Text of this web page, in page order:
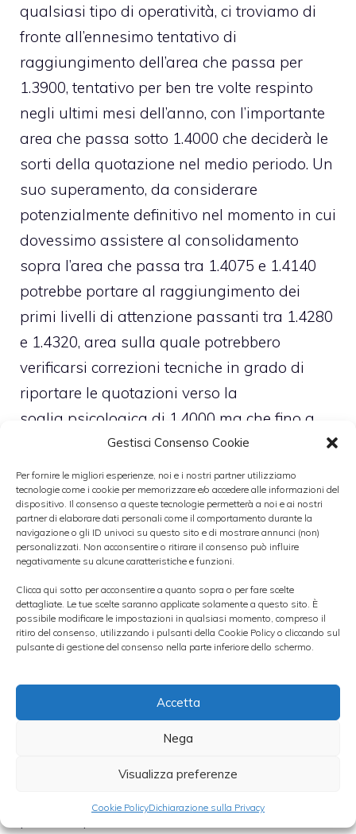
Gestisci Consenso Cookie
Per fornire le migliori esperienze, noi e i nostri partner utilizziamo
tecnologie come i cookie per memorizzare e/o accedere alle informazioni del
dispositivo. Il consenso a queste tecnologie permetterà a noi e ai nostri
partner di elaborare dati personali come il comportamento durante la
navigazione o gli ID univoci su questo sito e di mostrare annunci (non)
personalizzati. Non acconsentire o ritirare il consenso può influire
negativamente su alcune caratteristiche e funzioni.
Clicca qui sotto per acconsentire a quanto sopra o per fare scelte
dettagliate. Le tue scelte saranno applicate solamente a questo sito. È
possibile modificare le impostazioni in qualsiasi momento, compreso il
ritiro del consenso, utilizzando i pulsanti della Cookie Policy o cliccando sul
pulsante di gestione del consenso nella parte inferiore dello schermo.
Accetta
Nega
Visualizza preferenze
Cookie PolicyDichiarazione sulla Privacy
qualsiasi tipo di operatività, ci troviamo di
fronte all’ennesimo tentativo di
raggiungimento dell’area che passa per
1.3900, tentativo per ben tre volte respinto
negli ultimi mesi dell’anno, con l’importante
area che passa sotto 1.4000 che deciderà le
sorti della quotazione nel medio periodo. Un
suo superamento, da considerare
potenzialmente definitivo nel momento in cui
dovessimo assistere al consolidamento
sopra l’area che passa tra 1.4075 e 1.4140
potrebbe portare al raggiungimento dei
primi livelli di attenzione passanti tra 1.4280
e 1.4320, area sulla quale potrebbero
verificarsi correzioni tecniche in grado di
riportare le quotazioni verso la
soglia psicologica di 1.4000 ma che fino a
quando non vedranno gli acquisti di asset
Usa ridotto per lo meno a 15/25 miliardi
potrebbero non essere sufficienti a portare
ad una rivalutazione importante del dollaro,
con l’idea che si possa tornare verso i
massimi relativi ed eventualmente verso
nuove soglie rappresentate da 1.4500”.
>Mercati Forex, pochi i cambiamenti in vista
parte dell’area euro a causa della non
volontà di provare, per lo meno, a svalutare
la propria divisa c’è poco da fare a nostro
prestare particolare attenzione ai futuri